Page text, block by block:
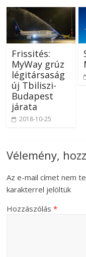
Frissités:
MyWay grúz
légitársaság
új Tbiliszi-
Budapest
járata
2018-10-25
Vélemény,
Az e-mail címet nem
karakterrel jelöltük
Hozzászólás*